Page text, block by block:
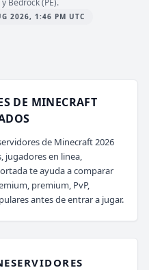
Bedrock (PE).
2026, 1:46 PM UTC
DE MINECRAFT
de Minecraft 2026
jugadores en linea,
te ayuda a comparar
premium, PvP,
antes de entrar a jugar.